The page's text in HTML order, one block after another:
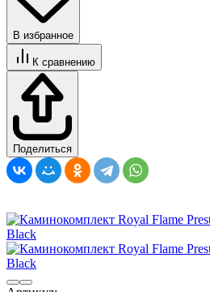
В избранное
К сравнению
Поделиться